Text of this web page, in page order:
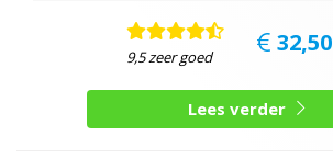
9,5 zeer goed 32,50
Lees verder